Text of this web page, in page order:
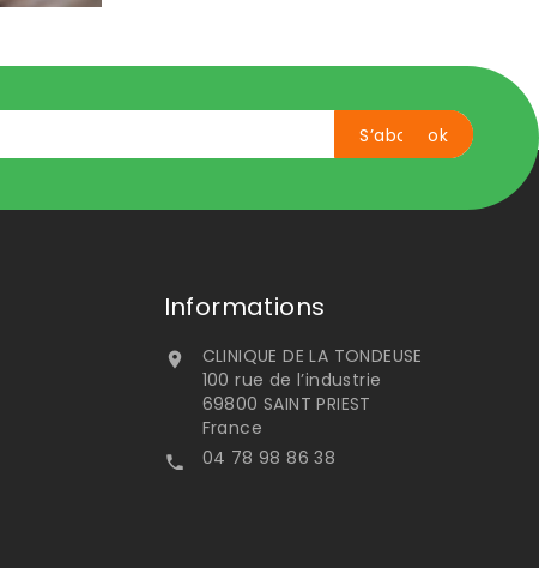
Informations

CLINIQUE DE LA TONDEUSE
100 rue de l’industrie
69800 SAINT PRIEST
France
 04 78 98 86 38